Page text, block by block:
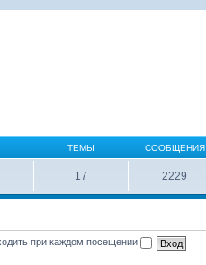
ТЕМЫ СООБЩЕНИЯ
17 2229
при каждом посещении